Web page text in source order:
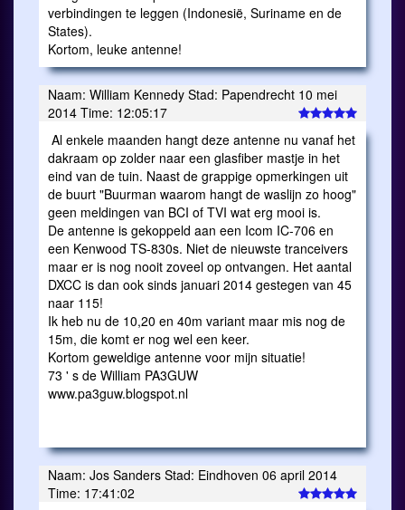
verbindingen te leggen (Indonesië, Suriname en de
States).
Kortom, leuke antenne!
Naam: William Kennedy Stad: Papendrecht 10 mei
2014 Time: 12:05:17
Al enkele maanden hangt deze antenne nu vanaf het
dakraam op zolder naar een glasfiber mastje in het
eind van de tuin. Naast de grappige opmerkingen uit
de buurt "Buurman waarom hangt de waslijn zo hoog"
geen meldingen van BCI of TVI wat erg mooi is.
De antenne is gekoppeld aan een Icom IC-706 en
een Kenwood TS-830s. Niet de nieuwste tranceivers
maar er is nog nooit zoveel op ontvangen. Het aantal
DXCC is dan ook sinds januari 2014 gestegen van 45
naar 115!
Ik heb nu de 10,20 en 40m variant maar mis nog de
15m, die komt er nog wel een keer.
Kortom geweldige antenne voor mijn situatie!
73 ' s de William PA3GUW
www.pa3guw.blogspot.nl
Naam: Jos Sanders Stad: Eindhoven 06 april 2014
Time: 17:41:02